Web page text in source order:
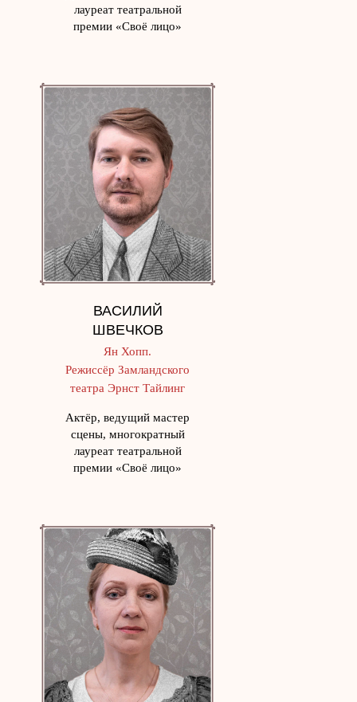
лауреат театральной
премии «Своё лицо»
ВАСИЛИЙ
ШВЕЧКОВ
Ян Хопп.
Режиссёр Замландского
театра Эрнст Тайлинг
Актёр, ведущий мастер
сцены, многократный
лауреат театральной
премии «Своё лицо»